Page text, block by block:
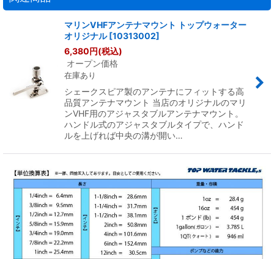
マリンVHFアンテナマウント トップウォーター
オリジナル [10313002]
6,380円(税込)
オープン価格
在庫あり
シェークスピア製のアンテナにフィットする高
品質アンテナマウント 当店のオリジナルのマリ
ンVHF用のアジャスタブルアンテナマウント。
ハンドル式のアジャスタブルタイプで、ハンド
ルを上げれば中央の溝が開い…